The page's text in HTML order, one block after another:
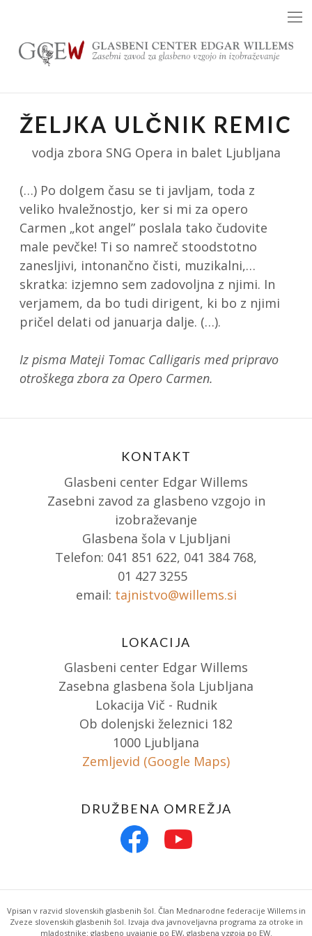
content
ŽELJKA ULČNIK REMIC
vodja zbora SNG Opera in balet Ljubljana
(…) Po dolgem času se ti javljam, toda z
veliko hvaležnostjo, ker si mi za opero
Carmen „kot angel” poslala tako čudovite
male pevčke! Ti so namreč stoodstotno
zanesljivi, intonančno čisti, muzikalni,…
skratka: izjemno sem zadovoljna z njimi. In
verjamem, da bo tudi dirigent, ki bo z njimi
pričel delati od januarja dalje. (…).
Iz pisma Mateji Tomac Calligaris med pripravo
otroškega zbora za Opero Carmen.
KONTAKT
Glasbeni center Edgar Willems
Zasebni zavod za glasbeno vzgojo in
izobraževanje
Glasbena šola v Ljubljani
Telefon: 041 851 622, 041 384 768,
01 427 3255
email: tajnistvo@willems.si
LOKACIJA
Glasbeni center Edgar Willems
Zasebna glasbena šola Ljubljana
Lokacija Vič - Rudnik
Ob dolenjski železnici 182
1000 Ljubljana
Zemljevid (Google Maps)
DRUŽBENA OMREŽJA
Vpisan v razvid slovenskih glasbenih šol. Član Mednarodne federacije Willems in
Zveze slovenskih glasbenih šol. Izvaja dva javnoveljavna programa za otroke in
mladostnike: glasbeno uvajanje po EW, glasbena vzgoja po EW.